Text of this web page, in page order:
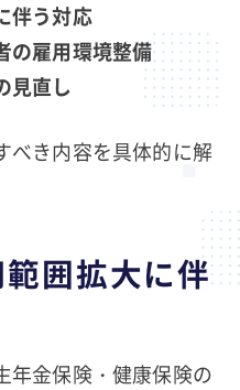
伴う対応
の雇用環境整備
見直し
べき内容を具体的に解
囲拡大に伴
年金保険・健康保険の